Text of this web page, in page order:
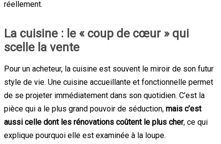
réellement.
La cuisine : le « coup de cœur » qui
scelle la vente
Pour un acheteur, la cuisine est souvent le miroir de son futur
style de vie. Une cuisine accueillante et fonctionnelle permet
de se projeter immédiatement dans son quotidien. C’est la
pièce qui a le plus grand pouvoir de séduction, mais c’est
aussi celle dont les rénovations coûtent le plus cher, ce qui
explique pourquoi elle est examinée à la loupe.